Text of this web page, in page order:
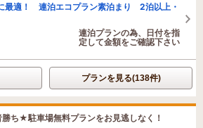
最適！ 連泊エコプラン素泊まり 2泊以上・
連泊プランの為、日付を指
定して金額をご確認下さい
プランを見る(138件)
ち★駐車場無料プランをお見逃しなく！